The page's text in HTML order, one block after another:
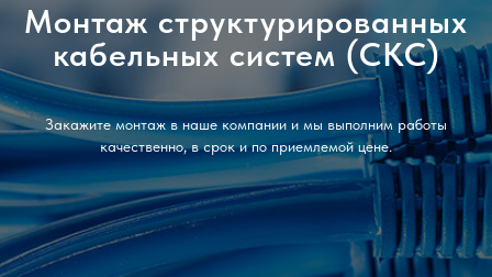
Монтаж структурированных
кабельных систем (СКС)
Закажите монтаж в наше компании и мы выполним работы
качественно, в срок и по приемлемой цене.